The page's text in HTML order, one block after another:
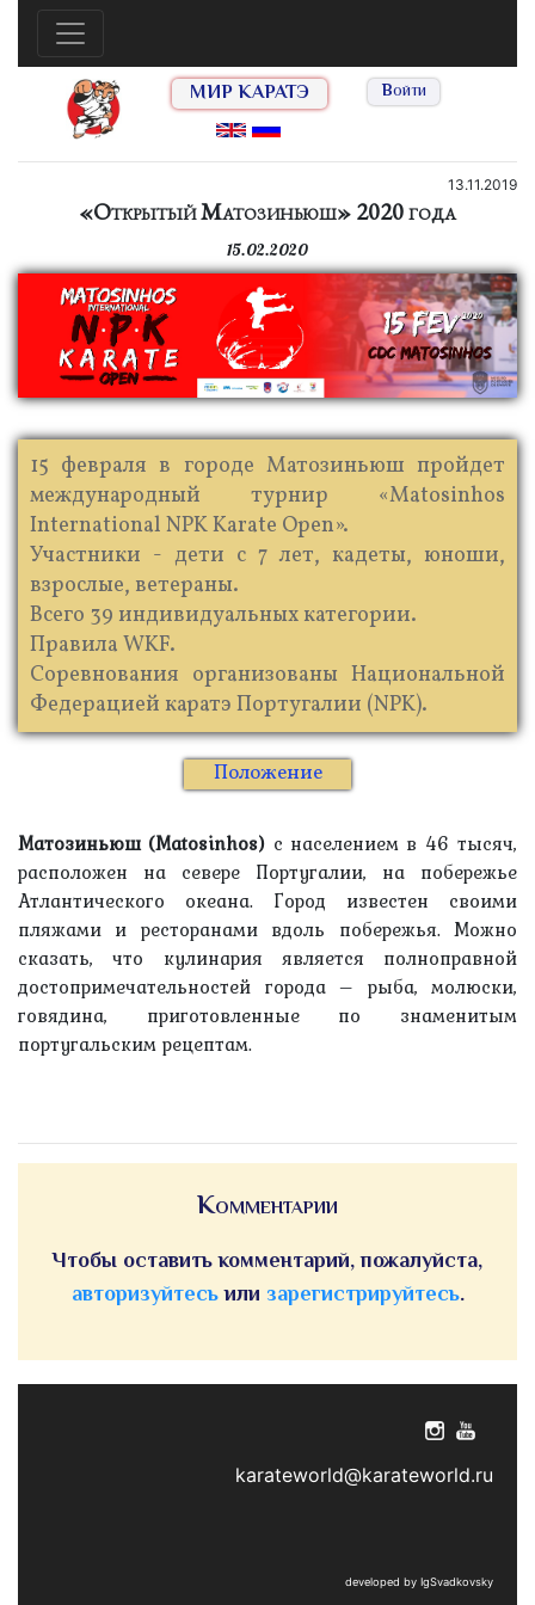
МИР КАРАТЭ Войти
13.11.2019
«Открытый Матозиньюш» 2020 года
15.02.2020
15 февраля в городе Матозиньюш пройдет
международный турнир «Matosinhos
International NPK Karate Open».
Участники - дети с 7 лет, кадеты, юноши,
взрослые, ветераны.
Всего 39 индивидуальных категории.
Правила WKF.
Соревнования организованы Национальной
Федерацией каратэ Португалии (NPK).
Положение
Матозиньюш (Matosinhos) с населением в 46 тысяч,
расположен на севере Португалии, на побережье
Атлантического океана. Город известен своими
пляжами и ресторанами вдоль побережья. Можно
сказать, что кулинария является полноправной
достопримечательностей города – рыба, молюски,
говядина, приготовленные по знаменитым
португальским рецептам.
Комментарии
Чтобы оставить комментарий, пожалуйста,
авторизуйтесьили зарегистрируйтесь.
karateworld@karateworld.ru
developed by IgSvadkovsky